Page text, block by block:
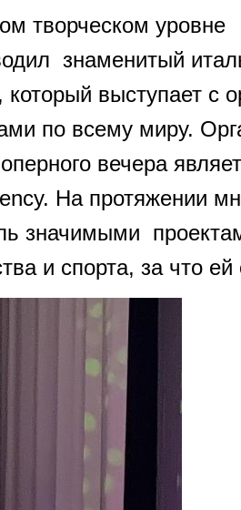
творческом
знаменитый
который выступает с
по всему миру.
вечера
На протяжении
значимыми
и спорта, за что